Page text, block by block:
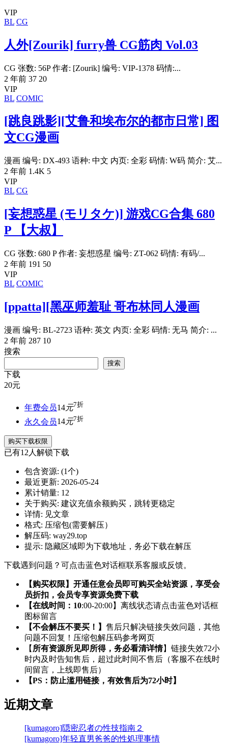
VIP
BL CG
人外[Zourik] furry兽 CG筋肉 Vol.03
CG 张数: 56P 作者: [Zourik] 编号: VIP-1378 码情:...
2 年前 37 20
VIP
BL COMIC
[跳良跳影][艾鲁和埃布尔的都市日常] 图
文CG漫画
漫画 编号: DX-493 语种: 中文 内页: 全彩 码情: W码 简介: 艾...
2 年前 1.4K 5
VIP
BL CG
[妄想惑星 (モリタケ)] 游戏CG合集 680
P 【大叔】
CG 张数: 680 P 作者: 妄想惑星 编号: ZT-062 码情: 有码/...
2 年前 191 50
VIP
BL COMIC
[ppatta][黑巫师羞耻 哥布林同人漫画
漫画 编号: BL-2723 语种: 英文 内页: 全彩 码情: 无马 简介: ...
2 年前 287 10
搜索
搜索
下载
20元
年费会员14元7折
永久会员14元7折
购买下载权限
已有12人解锁下载
包含资源: (1个)
最近更新: 2026-05-24
累计销量: 12
关于购买: 建议充值余额购买，跳转更稳定
详情: 见文章
格式: 压缩包(需要解压）
解压码: way29.top
提示: 隐藏区域即为下载地址，务必下载在解压
下载遇到问题？可点击蓝色对话框联系客服或反馈。
【购买权限】开通任意会员即可购买全站资源，享受会
员折扣，会员专享资源免费下载
【在线时间：10:00-20:00】离线状态请点击蓝色对话框
图标留言
【不会解压不要买！】 售后只解决链接失效问题，其他
问题不回复！压缩包解压码参考网页
【 所有资源所见即所得，务必看清详情】链接失效72小
时内及时告知售后，超过此时间不售后（客服不在线时
间留言，上线即售后）
【PS：防止滥用链接，有效售后为72小时】
近期文章
[kumagoro]隠密忍者の性技指南２
[kumagoro]年轻直男爸爸的性処理事情